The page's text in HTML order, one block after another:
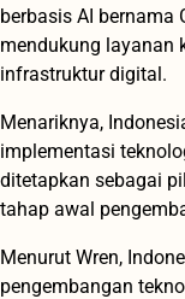
berbasis AI bernama
mendukung layanan
infrastruktur digital.
Menariknya,
implementasi
ditetapkan sebagai
tahap awal
Menurut Wren,
pengembangan